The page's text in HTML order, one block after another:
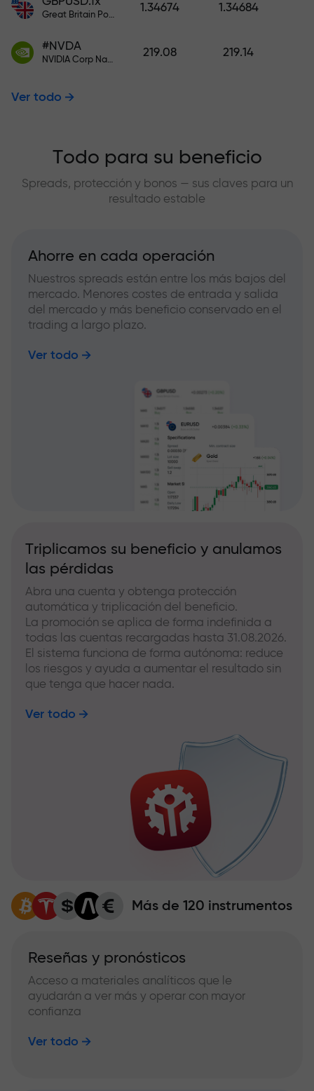
Great Britain Pound vs US Dollar
1.34674 1.34684
#NVDA
NVIDIA Corp Nasdaq Stock Exchange (Nasdaq) USD
219.08 219.14
Ver todo
Todo para su beneficio
Spreads, protección y bonos — sus claves para un
resultado estable
Ahorre en cada operación
Nuestros spreads están entre los más bajos del
mercado. Menores costes de entrada y salida
del mercado y más beneficio conservado en el
trading a largo plazo.
Ver todo
Triplicamos su beneficio y anulamos
las pérdidas
Abra una cuenta y obtenga protección
automática y triplicación del beneficio.
La promoción se aplica de forma indefinida a
todas las cuentas recargadas hasta 31.08.2026.
El sistema funciona de forma autónoma: reduce
los riesgos y ayuda a aumentar el resultado sin
que tenga que hacer nada.
Ver todo
Más de 120 instrumentos
Reseñas y pronósticos
Acceso a materiales analíticos que le
ayudarán a ver más y operar con mayor
confianza
Ver todo